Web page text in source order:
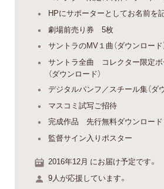
HPにサポーターとしてお名前を記
劇場前売り券 5枚
サントラのMV１曲（ダウンロード
サントラ全曲 コレクター限定
（ダウンロード）
デジタルパンフ／スチール集（ダ
マスコミ試写ご招待
完成作品 先行無料ダウンロード
監督サイン入りポスター
2016年12月 にお届け予定です。
9人が応援しています。